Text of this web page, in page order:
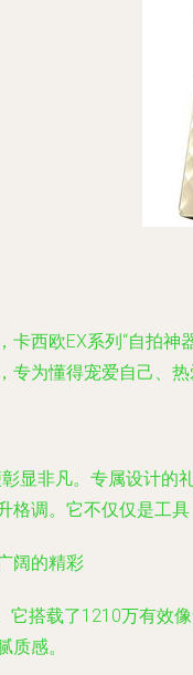
西欧EX系列“自拍
为懂得宠爱自己、热
显非凡。专属设计
调。它不仅仅是工
阔的精彩
搭载了1210万有效
感。